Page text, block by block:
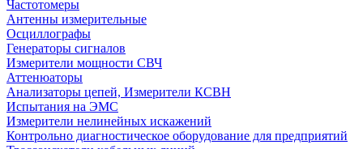
Частотомеры
Антенны измерительные
Осциллографы
Генераторы сигналов
Измерители мощности СВЧ
Аттенюаторы
Анализаторы цепей, Измерители КСВН
Испытания на ЭМС
Измерители нелинейных искажений
Контрольно диагностическое оборудование для предприятий